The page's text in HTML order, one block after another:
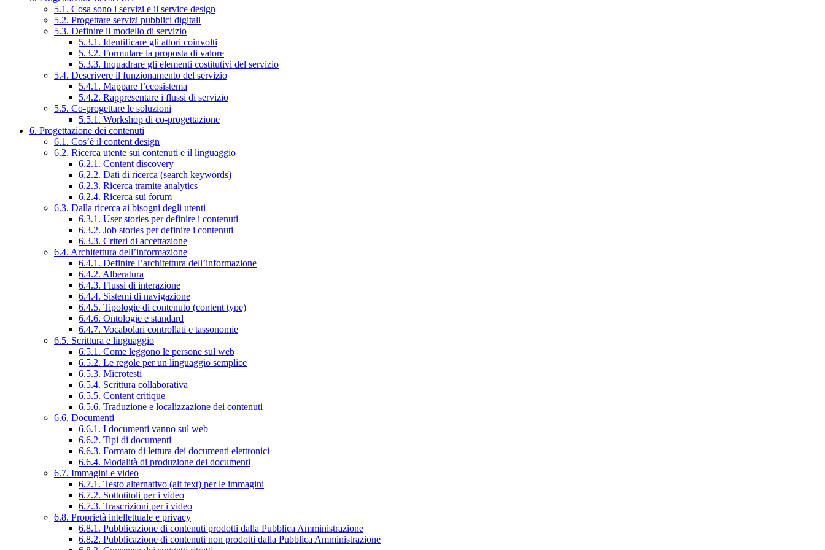
5.1. Cosa sono i servizi e il service design
5.2. Progettare servizi pubblici digitali
5.3. Definire il modello di servizio
5.3.1. Identificare gli attori coinvolti
5.3.2. Formulare la proposta di valore
5.3.3. Inquadrare gli elementi costitutivi del servizio
5.4. Descrivere il funzionamento del servizio
5.4.1. Mappare l’ecosistema
5.4.2. Rappresentare i flussi di servizio
5.5. Co-progettare le soluzioni
5.5.1. Workshop di co-progettazione
6. Progettazione dei contenuti
6.1. Cos’è il content design
6.2. Ricerca utente sui contenuti e il linguaggio
6.2.1. Content discovery
6.2.2. Dati di ricerca (search keywords)
6.2.3. Ricerca tramite analytics
6.2.4. Ricerca sui forum
6.3. Dalla ricerca ai bisogni degli utenti
6.3.1. User stories per definire i contenuti
6.3.2. Job stories per definire i contenuti
6.3.3. Criteri di accettazione
6.4. Architettura dell’informazione
6.4.1. Definire l’architettura dell’informazione
6.4.2. Alberatura
6.4.3. Flussi di interazione
6.4.4. Sistemi di navigazione
6.4.5. Tipologie di contenuto (content type)
6.4.6. Ontologie e standard
6.4.7. Vocabolari controllati e tassonomie
6.5. Scrittura e linguaggio
6.5.1. Come leggono le persone sul web
6.5.2. Le regole per un linguaggio semplice
6.5.3. Microtesti
6.5.4. Scrittura collaborativa
6.5.5. Content critique
6.5.6. Traduzione e localizzazione dei contenuti
6.6. Documenti
6.6.1. I documenti vanno sul web
6.6.2. Tipi di documenti
6.6.3. Formato di lettura dei documenti elettronici
6.6.4. Modalità di produzione dei documenti
6.7. Immagini e video
6.7.1. Testo alternativo (alt text) per le immagini
6.7.2. Sottotitoli per i video
6.7.3. Trascrizioni per i video
6.8. Proprietà intellettuale e privacy
6.8.1. Pubblicazione di contenuti prodotti dalla Pubblica Amministrazione
6.8.2. Pubblicazione di contenuti non prodotti dalla Pubblica Amministrazione